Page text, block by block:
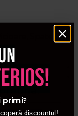
primi?
discountul!